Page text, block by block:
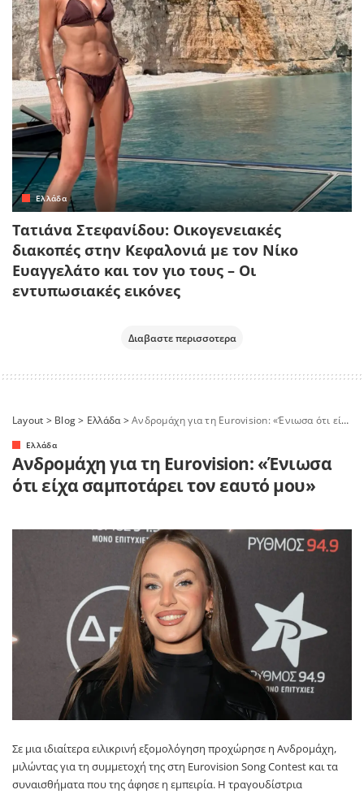
Ελλάδα
Τατιάνα Στεφανίδου: Οικογενειακές
διακοπές στην Κεφαλονιά με τον Νίκο
Ευαγγελάτο και τον γιο τους – Οι
εντυπωσιακές εικόνες
Διαβαστε περισσοτερα
Layout > Blog> Ελλάδα>Ανδρομάχη για τη Eurovision: «Ένιωσα ότι είχα σαμποτάρει τον εαυτό μου»
Ελλάδα
Ανδρομάχη για τη Eurovision: «Ένιωσα
ότι είχα σαμποτάρει τον εαυτό μου»
Σε μια ιδιαίτερα ειλικρινή εξομολόγηση προχώρησε η Ανδρομάχη,
μιλώντας για τη συμμετοχή της στη Eurovision Song Contest και τα
συναισθήματα που της άφησε η εμπειρία. Η τραγουδίστρια